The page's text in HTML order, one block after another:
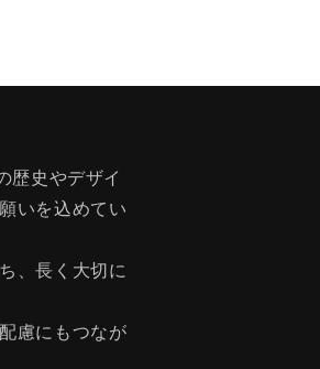
歴史やデザイ
いを込めてい
、長く大切に
慮にもつなが